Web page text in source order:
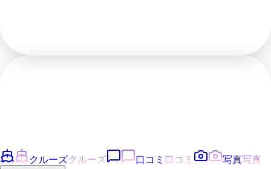
クルーズクルーズ 口コミ 口コミ 写真写真